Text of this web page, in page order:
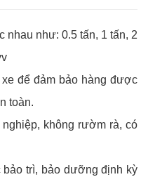
nhau như: 0.5 tấn, 1 tấn, 2
để đảm bảo hàng được
toàn.
không rườm rà, có
trì, bảo dưỡng định kỳ